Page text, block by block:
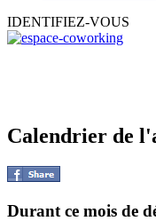
IDENTIFIEZ-VOUS
Calendrier de
Durant ce mois de